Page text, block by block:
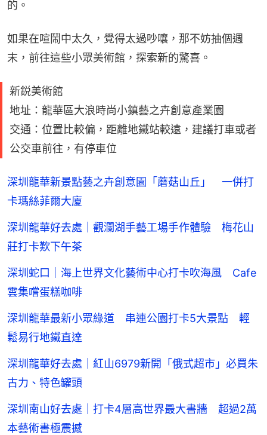
的。
如果在喧鬧中太久，覺得太過吵嚷，那不妨抽個週
末，前往這些小眾美術館，探索新的驚喜。
新鋭美術館
地址：龍華區大浪時尚小鎮藝之卉創意產業園
交通：位置比較偏，距離地鐵站較遠，建議打車或者
公交車前往，有停車位
深圳龍華新景點藝之卉創意園「蘑菇山丘」 一併打
卡瑪絲菲爾大廈
深圳龍華好去處｜觀瀾湖手藝工場手作體驗 梅花山
莊打卡歎下午茶
深圳蛇口｜海上世界文化藝術中心打卡吹海風 Cafe
雲集嚐蛋糕咖啡
深圳龍華最新小眾綠道 串連公園打卡5大景點 輕
鬆易行地鐵直達
深圳龍華好去處｜紅山6979新開「俄式超市」必買朱
古力、特色罐頭
深圳南山好去處｜打卡4層高世界最大書牆 超過2萬
本藝術書極震撼